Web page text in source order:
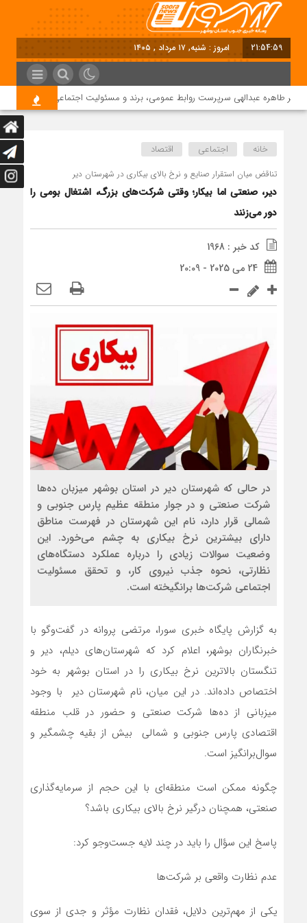
21:55:00 امروز : شنبه, ۱۷ مرداد , ۱۴۰۵
طاهره عبدالهی سرپرست روابط عمومی، برند و مسئولیت اجتماعی دماوند انرژی
خانه اجتماعی اقتصاد
تناقض میان استقرار صنایع و نرخ بالای بیکاری در شهرستان دیر
دیر، صنعتی اما بیکار؛ وقتی شرکت‌های بزرگ، اشتغال بومی را
دور می‌زنند
کد خبر : 1968
24 می 2025 - 20:09
در حالی‌ که شهرستان دیر در استان بوشهر میزبان ده‌ها
شرکت صنعتی و در جوار منطقه عظیم پارس جنوبی و
شمالی قرار دارد، نام این شهرستان در فهرست مناطق
دارای بیشترین نرخ بیکاری به چشم می‌خورد. این
وضعیت سوالات زیادی را درباره عملکرد دستگاه‌های
نظارتی، نحوه جذب نیروی کار، و تحقق مسئولیت
اجتماعی شرکت‌ها برانگیخته است.
به گزارش پایگاه خبری سورا، مرتضی پروانه در گفت‌وگو با
خبرنگاران بوشهر، اعلام کرد که شهرستان‌های دیلم، دیر و
تنگستان بالاترین نرخ بیکاری را در استان بوشهر به خود
اختصاص داده‌اند. در این میان، نام شهرستان دیر با وجود
میزبانی از ده‌ها شرکت صنعتی و حضور در قلب منطقه
اقتصادی پارس جنوبی و شمالی بیش از بقیه چشمگیر و
سوال‌برانگیز است.
چگونه ممکن است منطقه‌ای با این حجم از سرمایه‌گذاری
صنعتی، همچنان درگیر نرخ بالای بیکاری باشد؟
پاسخ این سؤال را باید در چند لایه جست‌وجو کرد:
عدم نظارت واقعی بر شرکت‌ها
یکی از مهم‌ترین دلایل، فقدان نظارت مؤثر و جدی از سوی